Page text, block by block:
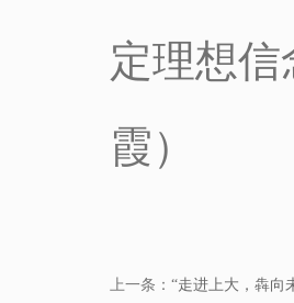
定理想
霞）
上一条： “走进上大，犇向